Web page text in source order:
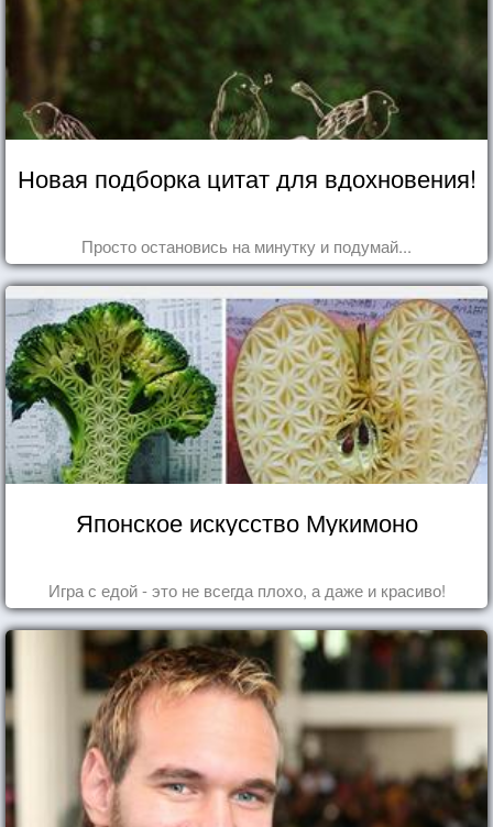
Новая подборка цитат для вдохновения!
Просто остановись на минутку и подумай...
Японское искусство Мукимоно
Игра с едой - это не всегда плохо, а даже и красиво!